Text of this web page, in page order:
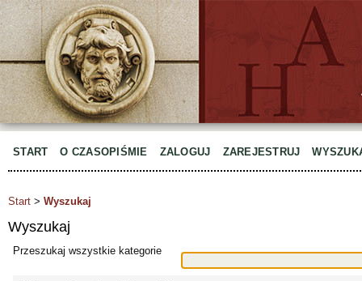
START O CZASOPIŚMIE ZALOGUJ ZAREJESTRUJ
Start > Wyszukaj
Wyszukaj
Przeszukaj wszystkie kategorie